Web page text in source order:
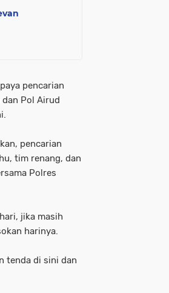
pencarian
dan Pol Airud
pencarian
tim renang, dan
Polres
jika masih
harinya.
tenda di sini dan